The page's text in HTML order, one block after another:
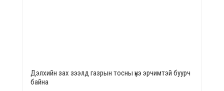
Дэлхийн зах зээлд газрын тосны үнэ эрчимтэй буурч
байна